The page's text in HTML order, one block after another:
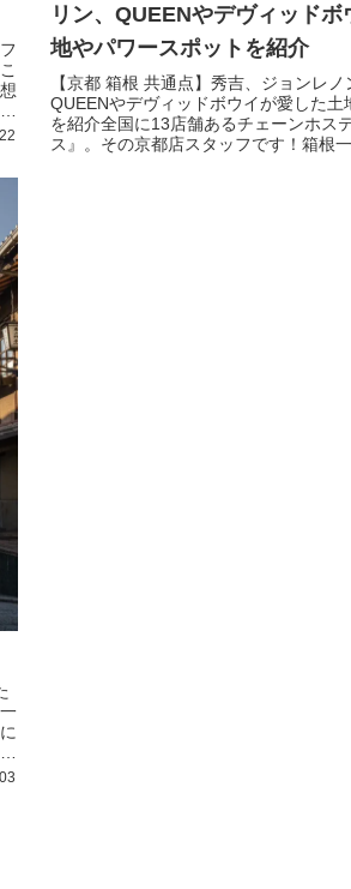
リン、QUEENやデヴィッドボ
地やパワースポットを紹介
【京都 箱根 共通点】秀吉、ジョンレノ
QUEENやデヴィッドボウイが愛した土
を紹介全国に13店舗あるチェーンホス
ス』。その京都店スタッフです！箱根